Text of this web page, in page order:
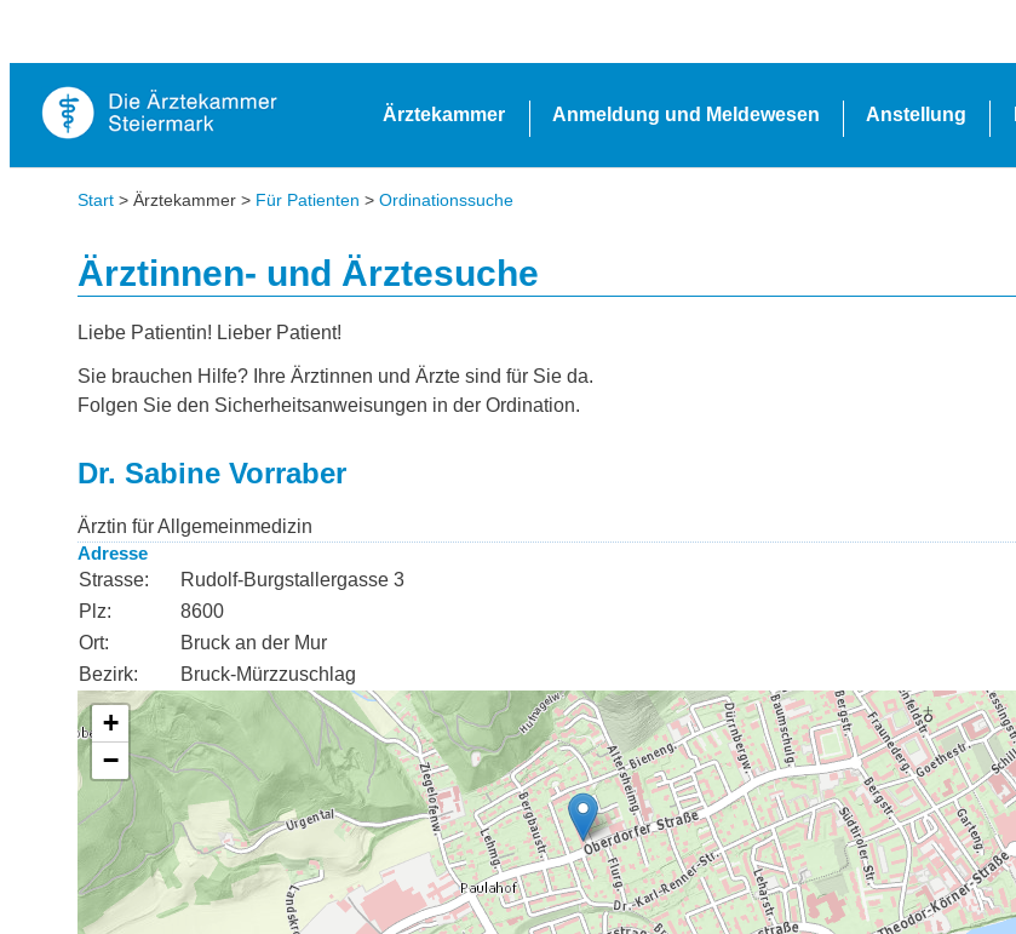
Ärztekammer Anmeldung und Meldewesen Anstellung
Start > Ärztekammer > Für Patienten > Ordinationssuche
Ärztinnen- und Ärztesuche
Liebe Patientin! Lieber Patient!
Sie brauchen Hilfe? Ihre Ärztinnen und Ärzte sind für Sie da.
Folgen Sie den Sicherheitsanweisungen in der Ordination.
Dr. Sabine Vorraber
Ärztin für Allgemeinmedizin
Adresse
Strasse:
Rudolf-Burgstallergasse 3
Plz:
8600
Ort:
Bruck an der Mur
Bezirk:
Bruck-Mürzzuschlag